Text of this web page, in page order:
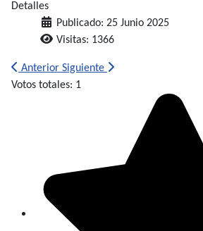
Detalles
Publicado: 25 Junio 2025
Visitas: 1366
Artículo anterior: ¿No consigues
Anterior Artículo siguiente: Todo sobre
Siguiente
Ratio:5/5
Votos totales: 1